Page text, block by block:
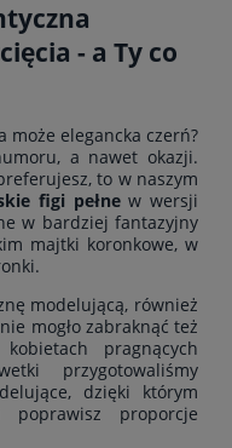
- a Ty co
może elegancka czerń?
a nawet okazji.
to w naszym
figi pełnew wersji
w bardziej fantazyjny
majtki koronkowe, w
modelującą, również
mogło zabraknąć też
pragnących
przygotowaliśmy
dzięki którym
proporcje